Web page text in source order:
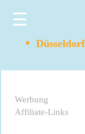
☰
•
Werbung
Affiliate-Links